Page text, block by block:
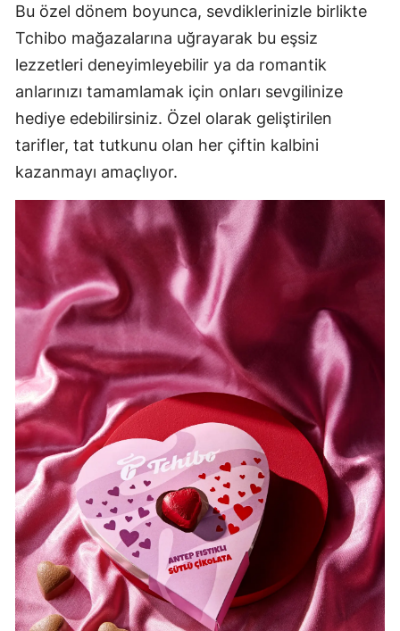
Bu özel dönem boyunca, sevdiklerinizle birlikte
Tchibo mağazalarına uğrayarak bu eşsiz
lezzetleri deneyimleyebilir ya da romantik
anlarınızı tamamlamak için onları sevgilinize
hediye edebilirsiniz. Özel olarak geliştirilen
tarifler, tat tutkunu olan her çiftin kalbini
kazanmayı amaçlıyor.